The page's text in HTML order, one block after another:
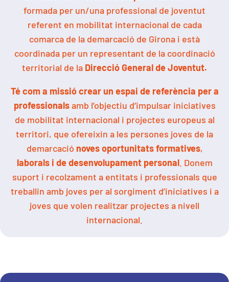
formada per un/una professional de joventut
referent en mobilitat internacional de cada
comarca de la demarcació de Girona i està
coordinada per un representant de la coordinació
territorial de la Direcció General de Joventut.
Té com a missió crear un espai de referència per a
professionalsamb l’objectiu d’impulsar iniciatives
de mobilitat internacional i projectes europeus al
territori, que ofereixin a les persones joves de la
demarcació noves oportunitats formatives,
laborals i de desenvolupament personal. Donem
suport i recolzament a entitats i professionals que
treballin amb joves per al sorgiment d’iniciatives i a
joves que volen realitzar projectes a nivell
internacional.